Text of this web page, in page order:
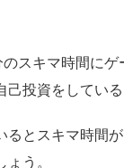
スキマ時間にゲ
己投資をしている
るとスキマ時間
う。